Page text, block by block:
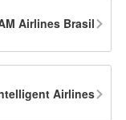
Airlines Brasil
Airlines